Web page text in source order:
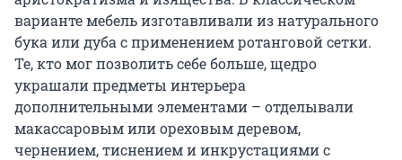
варианте мебель изготавливали из натурального
бука или дуба с применением ротанговой сетки.
Те, кто мог позволить себе больше, щедро
украшали предметы интерьера
дополнительными элементами – отделывали
макассаровым или ореховым деревом,
чернением, тиснением и инкрустациями с